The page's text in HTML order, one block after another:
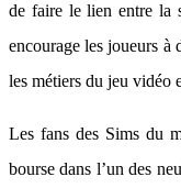
de faire le lien entre la
encourage les joueurs à
les métiers du jeu vidéo
Les fans des Sims du
bourse dans l’un des